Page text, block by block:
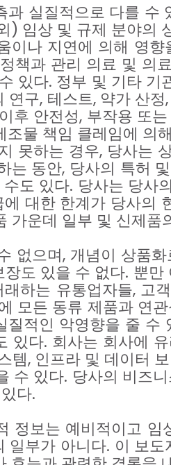
과 실질적으로 다를 수
) 임상 및 규제 분야의
이나 지연에 의해 영향
정책과 관리 의료 및 의료
수 있다. 정부 및 기타 기
연구, 테스트, 약가 산정,
이후 안전성, 부작용 또는
조물 책임 클레임에 의해
못하는 경우, 당사는
는 동안, 당사의 특허 및
수도 있다. 당사는 당사의
대한 한계가 당사의
가운데 일부 및 신제품
없으며, 개념이 상품화
장도 있을 수 없다. 뿐만
래하는 유통업자들, 고
모든 동류 제품과 연
질적인 악영향을 줄 수
있다. 회사는 회사에
템, 인프라 및 데이터
수 있다. 당사의 비즈
있다.
정보는 예비적이고 임
일부가 아니다. 이 보도